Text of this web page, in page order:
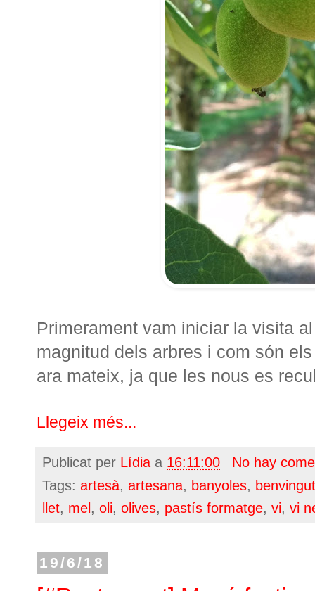
Primerament vam iniciar la visita
magnitud dels arbres i com són
ara mateix, ja que les nous es
Llegeix més...
Publicat per Lídia a 16:11:00
No hay
Tags: artesà, artesana, banyoles,
llet, mel , oli, olives, pastís formatge, vi, vi
19/6/18